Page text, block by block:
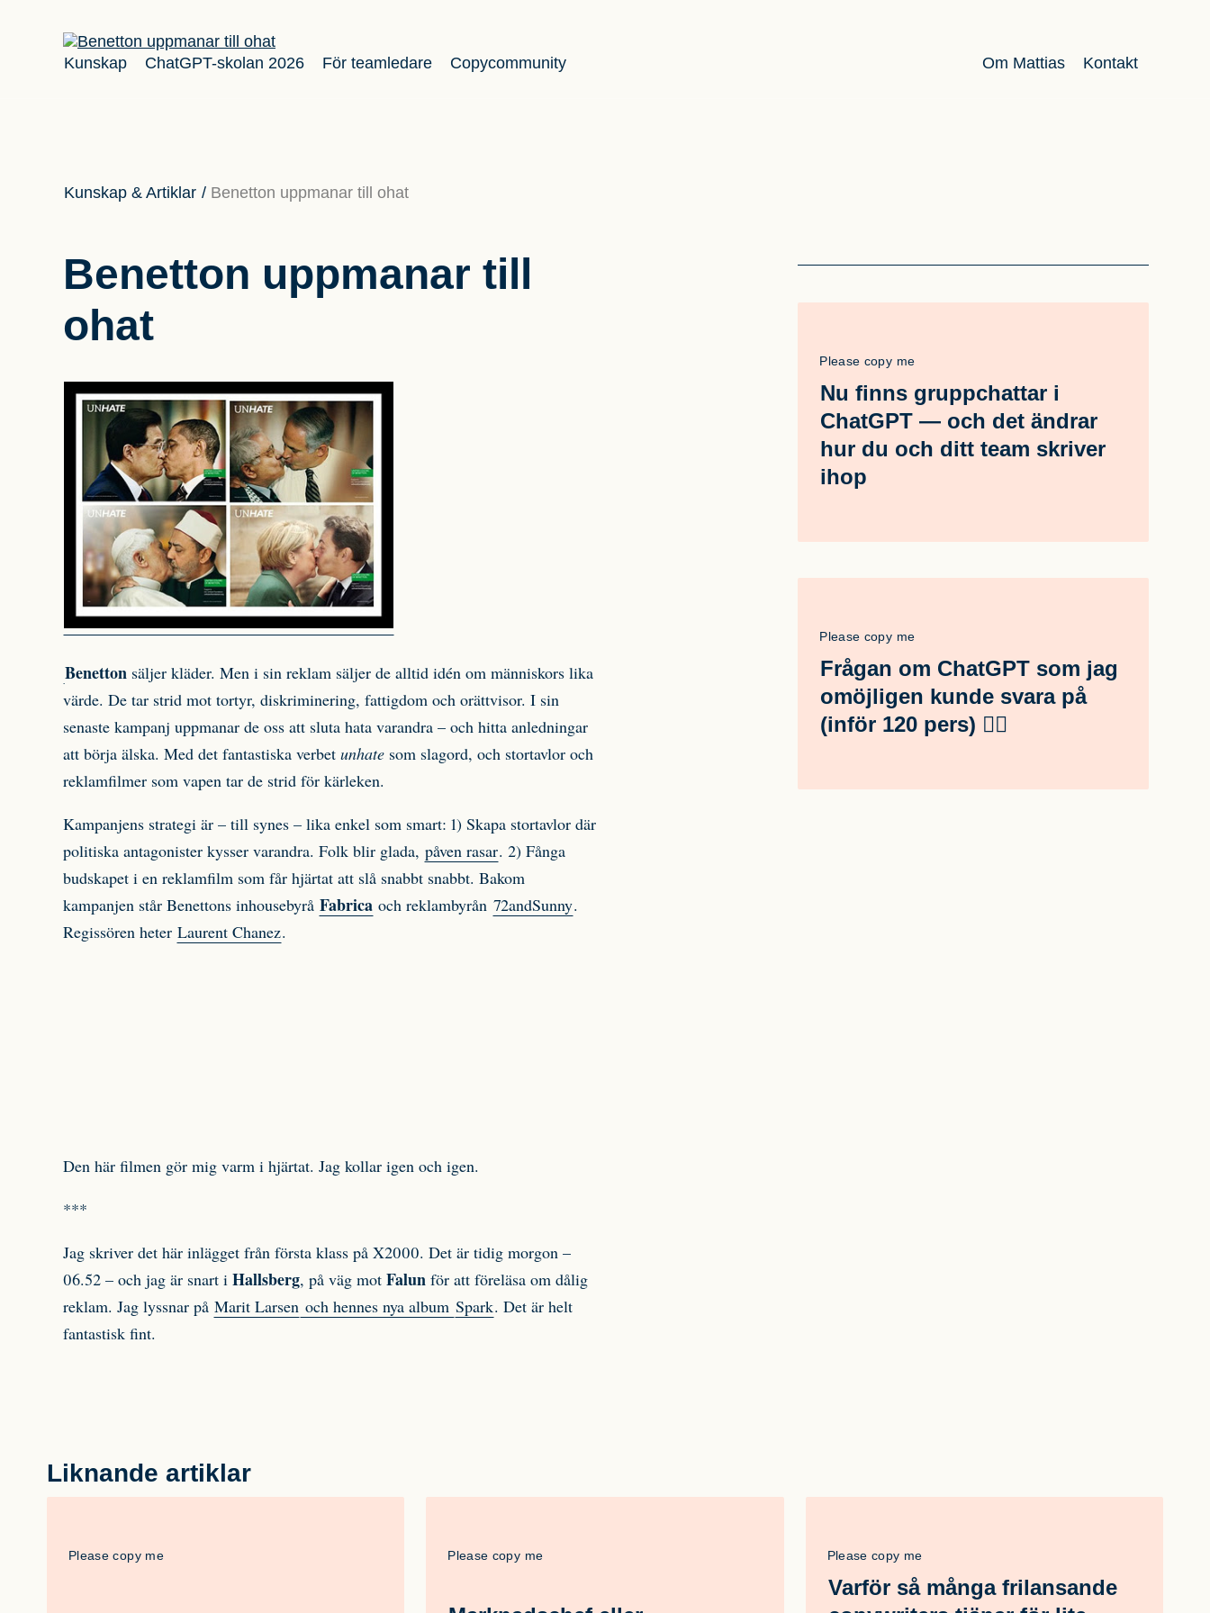
Kunskap ChatGPT-skolan 2026 För teamledare Copycommunity Om Mattias Kontakt
Kunskap & Artiklar / Benetton uppmanar till ohat
Benetton uppmanar till
ohat
Benetton säljer kläder. Men i sin reklam säljer de alltid idén om människors lika
värde. De tar strid mot tortyr, diskriminering, fattigdom och orättvisor. I sin
senaste kampanj uppmanar de oss att sluta hata varandra – och hitta anledningar
att börja älska. Med det fantastiska verbet unhate som slagord, och stortavlor och
reklamfilmer som vapen tar de strid för kärleken.
Kampanjens strategi är – till synes – lika enkel som smart: 1) Skapa stortavlor där
politiska antagonister kysser varandra. Folk blir glada, påven rasar. 2) Fånga
budskapet i en reklamfilm som får hjärtat att slå snabbt snabbt. Bakom
kampanjen står Benettons inhousebyrå Fabrica och reklambyrån 72andSunny.
Regissören heter Laurent Chanez.
Den här filmen gör mig varm i hjärtat. Jag kollar igen och igen.
***
Jag skriver det här inlägget från första klass på X2000. Det är tidig morgon –
06.52 – och jag är snart i Hallsberg, på väg mot Falun för att föreläsa om dålig
reklam. Jag lyssnar på Marit Larsen och hennes nya album Spark. Det är helt
fantastisk fint.
Please copy me
Nu finns gruppchattar i
ChatGPT — och det ändrar
hur du och ditt team skriver
ihop
Please copy me
Frågan om ChatGPT som jag
omöjligen kunde svara på
(inför 120 pers) 🤦‍♂️
Liknande artiklar
Please copy me Please copy me Please copy me
Varför så många frilansande